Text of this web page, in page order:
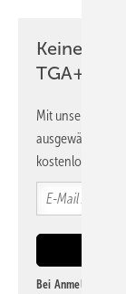
Keine
TGA+E
Mit unserem
ausgewählte
kostenlos direkt
Bei Anmeldung zu